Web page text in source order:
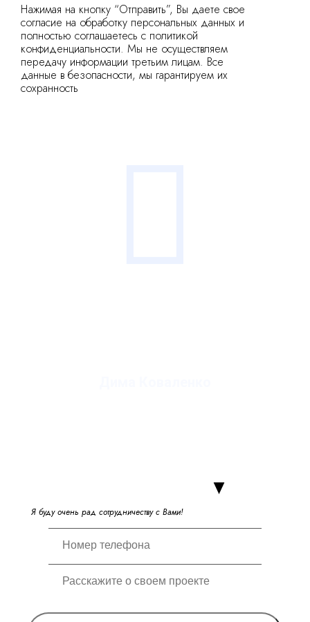
Нажимая на кнопку “Отправить”, Вы даете свое
согласие на обработку персональных данных и
полностью соглашаетесь с политикой
конфиденциальности. Мы не осуществляем
передачу информации третьим лицам. Все
данные в безопасности, мы гарантируем их
сохранность
Я буду очень рад сотрудничеству с Вами!